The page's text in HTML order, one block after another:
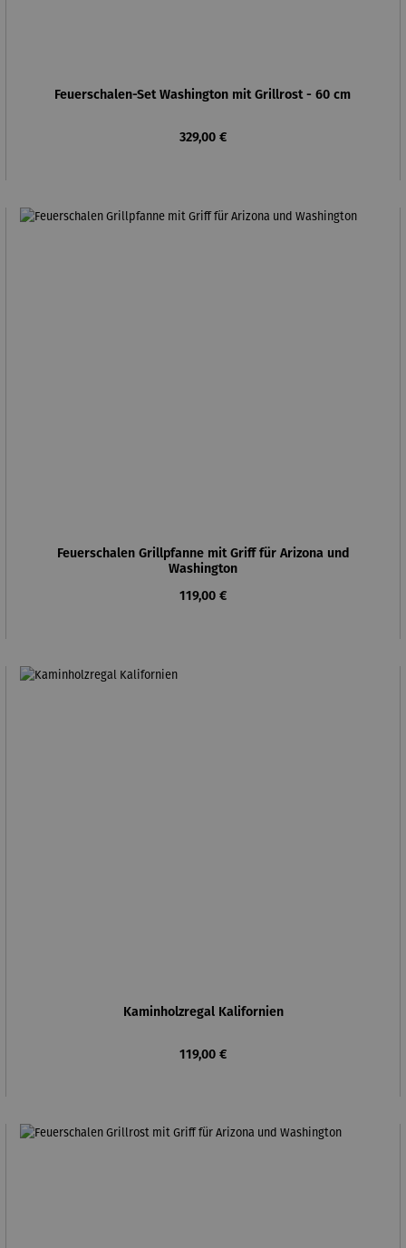
Feuerschalen-Set Washington mit Grillrost - 60 cm
Regulärer Preis:
329,00 €
Feuerschalen Grillpfanne mit Griff für Arizona und
Washington
Regulärer Preis:
119,00 €
Kaminholzregal Kalifornien
Regulärer Preis:
119,00 €